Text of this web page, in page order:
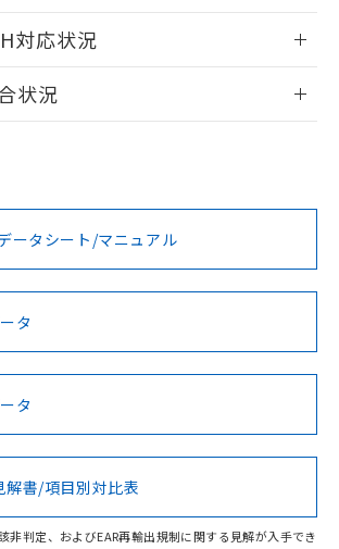
できます。
ログイン/会員登録
をご利用いただく前に、以下を必ずお読
条件
対応状況
事項・凡例
事項・凡例
Hg Cd Cr(VI)
O
状況
DNV型式承認
（ノルウェー
BV型式承認
（フランス
KR型式
（韓国
No No No
この製品の規格認証/適合状況ページへ
証はこちらのページからご検索ください
ータシート/マニュアル
タ
タ
解書/項目別対比表
非判定、およびEAR再輸出規制に関する見解が入手でき